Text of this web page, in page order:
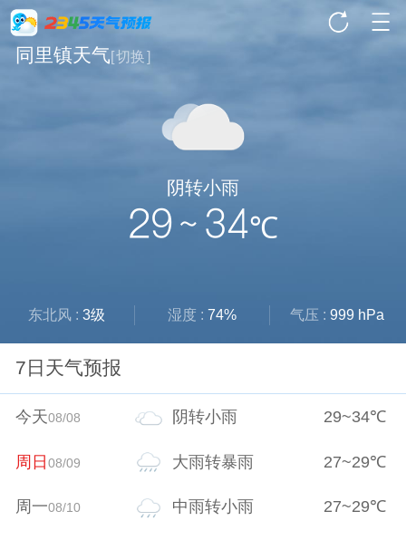
同里镇天气[切换]
阴转小雨
29 ~ 34℃
东北风 :3级 湿度 : 74% 气压 : 999 hPa
7日天气预报
今天08/08 阴转小雨 29~34℃
周日08/09 大雨转暴雨 27~29℃
周一08/10 中雨转小雨 27~29℃